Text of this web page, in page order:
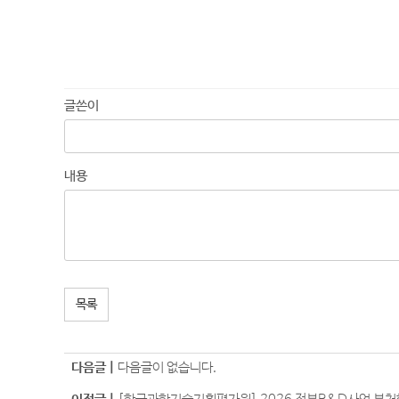
글쓴이
내용
목록
다음글 | 다음글이 없습니다.